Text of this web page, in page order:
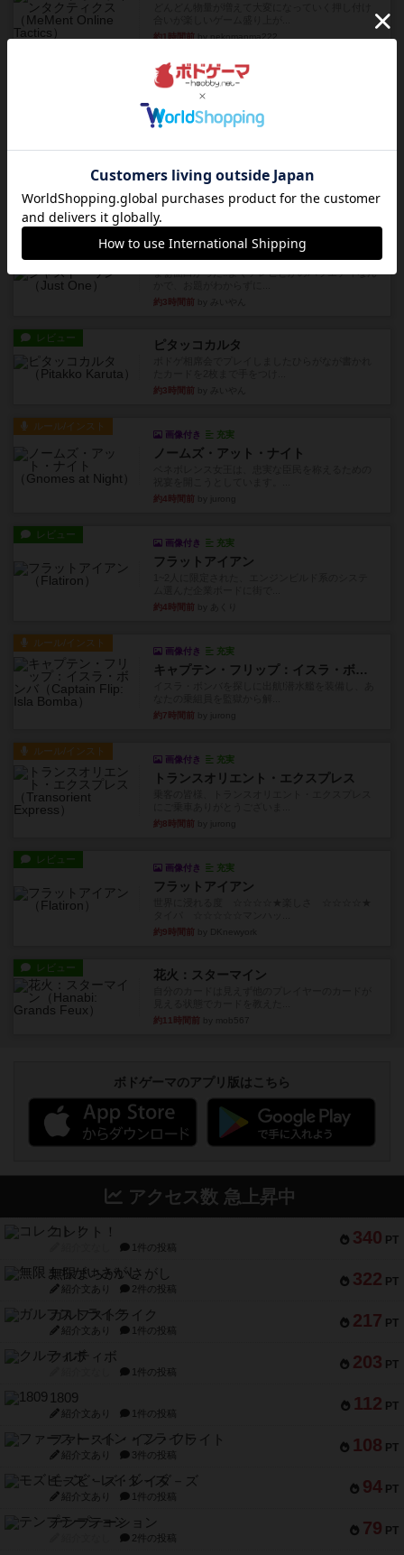
約1時間前by nekomanma222
ヘックメック
サイコロゲームです1から5までの数字と芋虫がか
かれたダイス。これを振っ...
約3時間前by みいやん
ハゲタカのえじき
超有名なゲームですが、初めてプレイしました。1
から15までのカードがプ...
約3時間前
ジャスト・ワン
まぁ面白かった‼️よくテレビとかのバラエティなん
約3時間前
レビュー ピタッコカルタ
約3時間前
ルール/インスト
画像付き 充実
ノームズ・アット・ナイト
約4時間前
レビュー
画像付き 充実
フラットアイアン
約4時間前
ルール/インスト
画像付き 充実
キャプテン・フリップ：イスラ・ボンバ
約7時間前
ルール/インスト
画像付き 充実
トランスオリエント・エクスプレス
約8時間前
レビュー
画像付き 充実
フラットアイアン
約9時間前
レビュー 花火：スターマイン
約11時間前
ボドゲーマのアプリ版はこちら
アクセス数 急上昇中
340 PT
コレクト！
1件の投稿
322 PT
無限まちがいさがし
紹介文あり 2件の投稿
217 PT
ガルフストライク
紹介文あり 1件の投稿
203 PT
クルティボ
1件の投稿
112 PT
1809
紹介文あり 1件の投稿
108 PT
ファースト・イン・フライト
紹介文あり 3件の投稿
94 PT
モズビ－ズ・レイダ－ズ
紹介文あり 1件の投稿
79 PT
テンプテーション
2件の投稿